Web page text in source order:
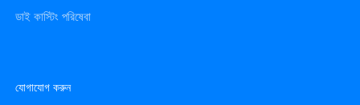
ডাই কাস্টিং পরিষেবা
যোগাযোগ করুন